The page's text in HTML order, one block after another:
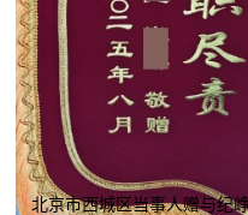
北京市西城区当事人赠与纪